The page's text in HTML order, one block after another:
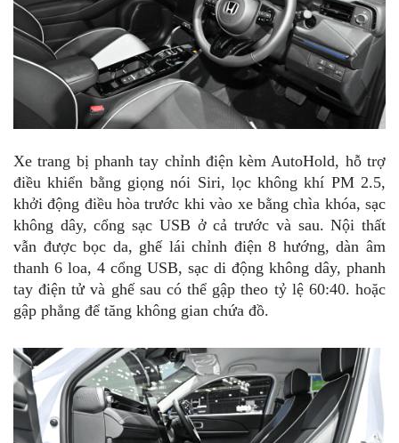
Xe trang bị phanh tay chỉnh điện kèm AutoHold, hỗ trợ
điều khiển bằng giọng nói Siri, lọc không khí PM 2.5,
khởi động điều hòa trước khi vào xe bằng chìa khóa, sạc
không dây, cổng sạc USB ở cả trước và sau. Nội thất
vẫn được bọc da, ghế lái chỉnh điện 8 hướng, dàn âm
thanh 6 loa, 4 cổng USB, sạc di động không dây, phanh
tay điện tử và ghế sau có thể gập theo tỷ lệ 60:40. hoặc
gập phẳng để tăng không gian chứa đồ.